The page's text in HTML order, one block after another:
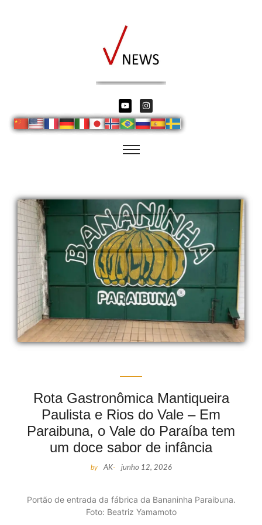
Rota Gastronômica Mantiqueira
Paulista e Rios do Vale – Em
Paraibuna, o Vale do Paraíba tem
um doce sabor de infância
by AK- junho 12, 2026
Portão de entrada da fábrica da Bananinha Paraibuna.
Foto: Beatriz Yamamoto